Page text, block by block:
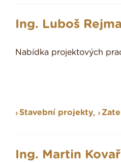
Ing. Luboš
Nabídka projektových
Stavební projekty,
Ing. Martin